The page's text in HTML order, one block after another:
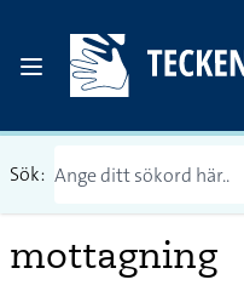
Sök:
mottagning